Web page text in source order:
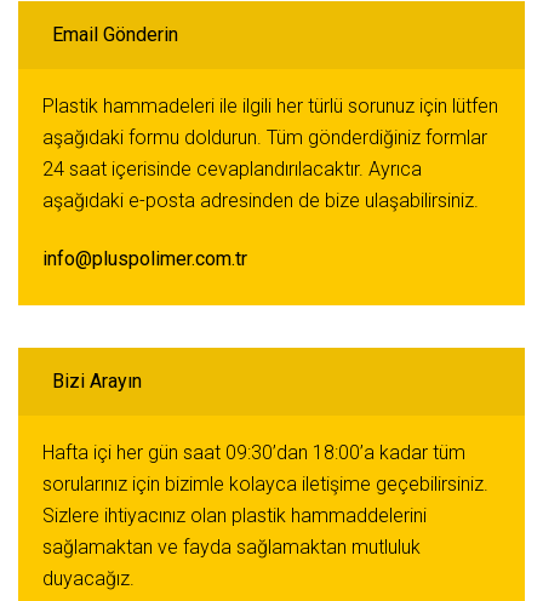
Email Gönderin
Plastik hammadeleri ile ilgili her türlü sorunuz için lütfen
aşağıdaki formu doldurun. Tüm gönderdiğiniz formlar
24 saat içerisinde cevaplandırılacaktır. Ayrıca
aşağıdaki e-posta adresinden de bize ulaşabilirsiniz.
info@pluspolimer.com.tr
Bizi Arayın
Hafta içi her gün saat 09:30’dan 18:00’a kadar tüm
sorularınız için bizimle kolayca iletişime geçebilirsiniz.
Sizlere ihtiyacınız olan plastik hammaddelerini
sağlamaktan ve fayda sağlamaktan mutluluk
duyacağız.